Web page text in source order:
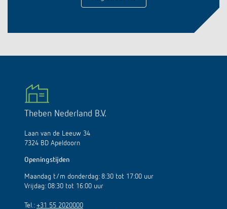
Theben Nederland B.V.
Laan van de Leeuw 34
7324 BD Apeldoorn
Openingstijden
Maandag t/m donderdag: 8:30 tot 17:00 uur
Vrijdag: 08:30 tot 16:00 uur
Tel.: +31 55 2020000